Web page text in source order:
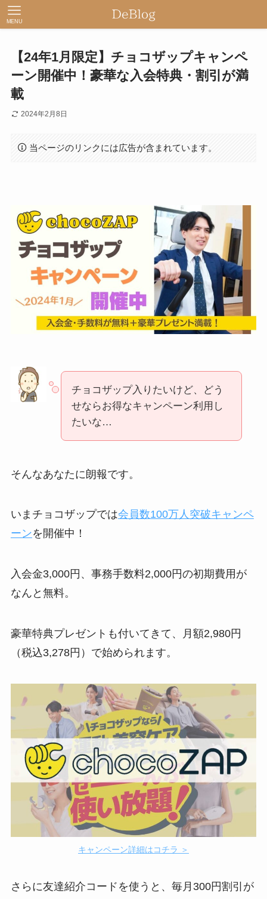
MENU
【24年1月限定】チョコザップキャンペ
ーン開催中！豪華な入会特典・割引が満
載
2024年2月8日
当ページのリンクには広告が含まれています。
チョコザップ入りたいけど、どう
せならお得なキャンペーン利用し
たいな…
そんなあなたに朗報です。
いまチョコザップでは会員数100万人突破キャンペ
ーンを開催中！
入会金3,000円、事務手数料2,000円の初期費用が
なんと無料。
豪華特典プレゼントも付いてきて、月額2,980円
（税込3,278円）で始められます。
キャンペーン詳細はコチラ ＞
さらに友達紹介コードを使うと、毎月300円割引が